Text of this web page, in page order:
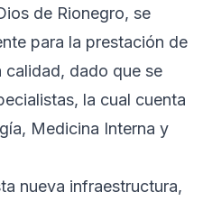
de Rionegro, se
para la prestación de
calidad, dado que se
la cual cuenta
Medicina Interna y
nueva infraestructura,